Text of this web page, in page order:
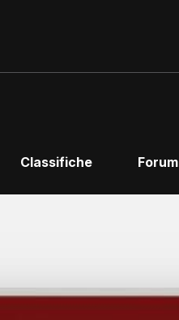
Classifiche Forum